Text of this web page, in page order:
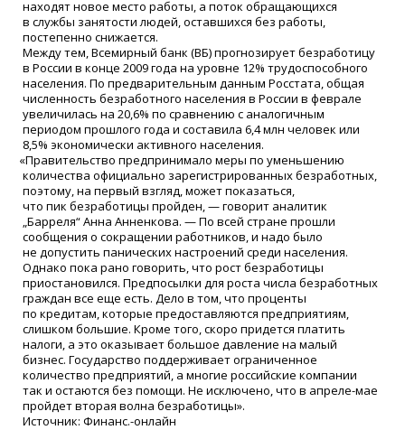
находят новое место работы, а поток обращающихся
в службы занятости людей, оставшихся без работы,
постепенно снижается.
Между тем, Всемирный банк (ВБ) прогнозирует безработицу
в России в конце 2009 года на уровне 12% трудоспособного
населения. По предварительным данным Росстата, общая
численность безработного населения в России в феврале
увеличилась на 20,6% по сравнению с аналогичным
периодом прошлого года и составила 6,4 млн человек или
8,5% экономически активного населения.
«Правительство предпринимало меры по уменьшению
количества официально зарегистрированных безработных,
поэтому, на первый взгляд, может показаться,
что пик безработицы пройден, — говорит аналитик
„Барреля“ Анна Анненкова. — По всей стране прошли
сообщения о сокращении работников, и надо было
не допустить панических настроений среди населения.
Однако пока рано говорить, что рост безработицы
приостановился. Предпосылки для роста числа безработных
граждан все еще есть. Дело в том, что проценты
по кредитам, которые предоставляются предприятиям,
слишком большие. Кроме того, скоро придется платить
налоги, а это оказывает большое давление на малый
бизнес. Государство поддерживает ограниченное
количество предприятий, а многие российские компании
так и остаются без помощи. Не исключено, что в апреле-мае
пройдет вторая волна безработицы».
Источник: Финанс.-онлайн